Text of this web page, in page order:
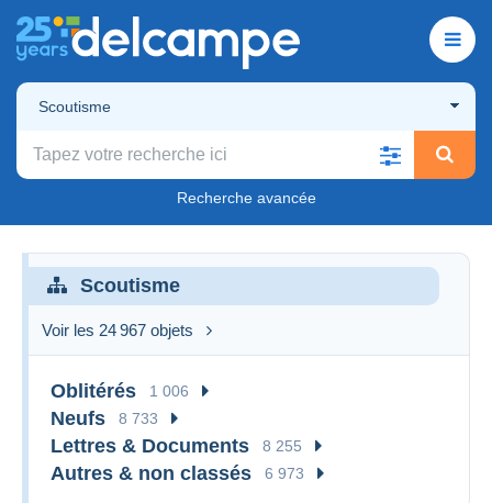
Scoutisme
Recherche avancée
Scoutisme
Voir les 24 967 objets
Oblitérés 1 006
Neufs 8 733
Lettres & Documents 8 255
Autres & non classés 6 973